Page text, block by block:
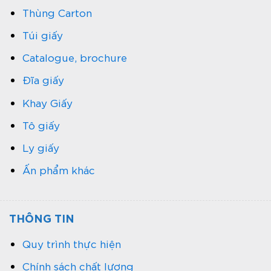
Thùng Carton
Túi giấy
Catalogue, brochure
Đĩa giấy
Khay Giấy
Tô giấy
Ly giấy
Ấn phẩm khác
THÔNG TIN
Quy trình thực hiện
Chính sách chất lượng